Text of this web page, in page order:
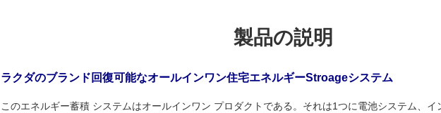
製品の説明
ラクダのブランド回復可能なオールインワン住宅エネルギーStroageシステム
このエネルギー蓄積 システムはオールインワン プロダクトである。それは1つに電池システム、